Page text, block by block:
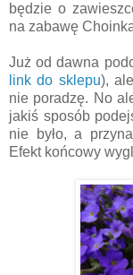
będzie o
na zabawę
Już od dawna
link do sklepu),
nie poradzę. No
jakiś sposób
nie było, a
Efekt końcowy